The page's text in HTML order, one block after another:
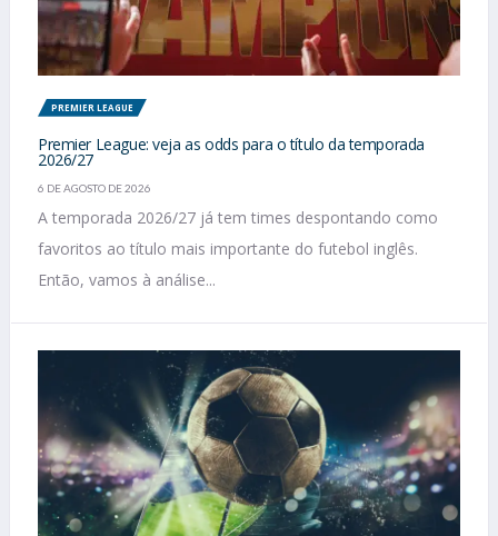
PREMIER LEAGUE
Premier League: veja as odds para o título da temporada
2026/27
6 DE AGOSTO DE 2026
A temporada 2026/27 já tem times despontando como
favoritos ao título mais importante do futebol inglês.
Então, vamos à análise...